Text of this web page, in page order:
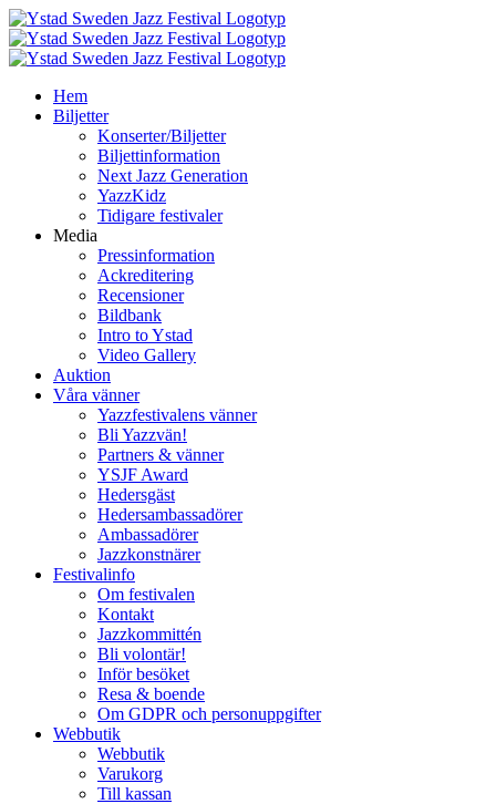
Fortsätt
till
innehållet
Hem
Biljetter
Konserter/Biljetter
Biljettinformation
Next Jazz Generation
YazzKidz
Tidigare festivaler
Media
Pressinformation
Ackreditering
Recensioner
Bildbank
Intro to Ystad
Video Gallery
Auktion
Våra vänner
Yazzfestivalens vänner
Bli Yazzvän!
Partners & vänner
YSJF Award
Hedersgäst
Hedersambassadörer
Ambassadörer
Jazzkonstnärer
Festivalinfo
Om festivalen
Kontakt
Jazzkommittén
Bli volontär!
Inför besöket
Resa & boende
Om GDPR och personuppgifter
Webbutik
Webbutik
Varukorg
Till kassan